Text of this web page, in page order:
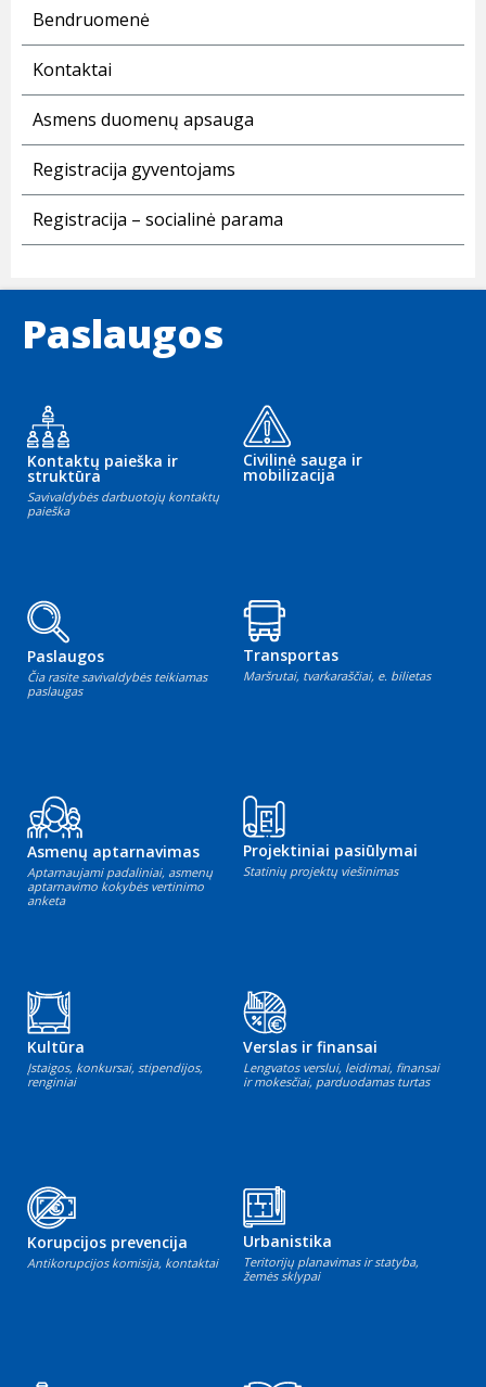
Bendruomenė
Kontaktai
Asmens duomenų apsauga
Registracija gyventojams
Registracija – socialinė parama
Paslaugos
Kontaktų paieška ir
struktūra
Savivaldybės darbuotojų kontaktų
paieška
Civilinė sauga ir
mobilizacija
Paslaugos
Čia rasite savivaldybės teikiamas
paslaugas
Transportas
Maršrutai, tvarkaraščiai, e. bilietas
Asmenų aptarnavimas
Aptarnaujami padaliniai, asmenų
aptarnavimo kokybės vertinimo
anketa
Projektiniai pasiūlymai
Statinių projektų viešinimas
Kultūra
Įstaigos, konkursai, stipendijos,
renginiai
Verslas ir finansai
Lengvatos verslui, leidimai, finansai
ir mokesčiai, parduodamas turtas
Korupcijos prevencija
Antikorupcijos komisija, kontaktai
Urbanistika
Teritorijų planavimas ir statyba,
žemės sklypai